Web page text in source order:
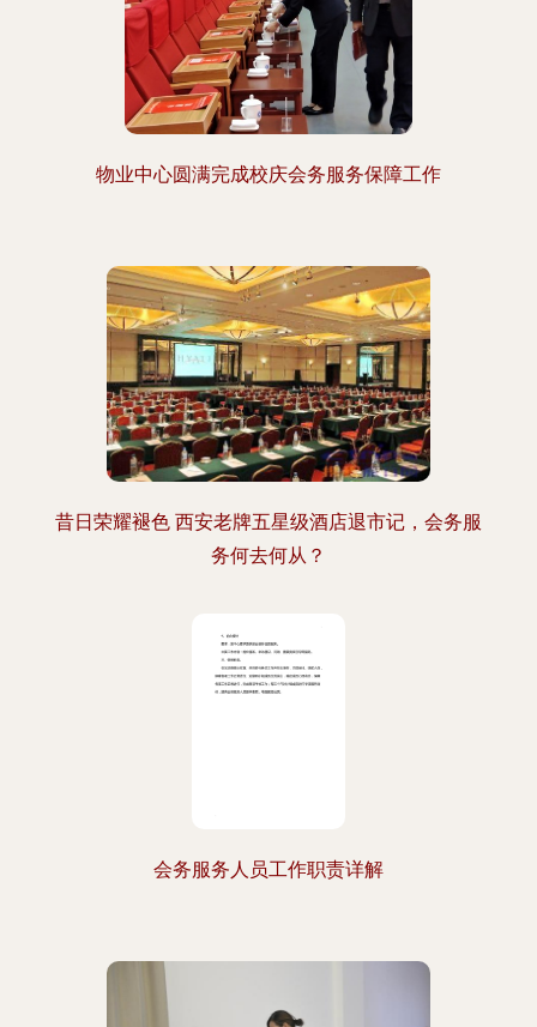
物业中心圆满完成校庆会务服务保障工作
昔日荣耀褪色 西安老牌五星级酒店退市记，会务服
务何去何从？
会务服务人员工作职责详解